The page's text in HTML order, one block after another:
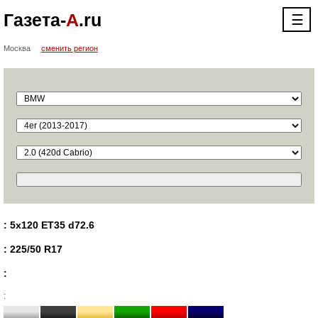
Газета-А.ru ☰
Москва сменить регион
: 5x120 ET35 d72.6
: 225/50 R17
:
: